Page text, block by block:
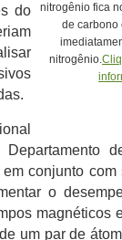
nitrogênio fica
de carbono
nitrogênio.
do
Departamento
conjunto
o
magnéticos
um par de